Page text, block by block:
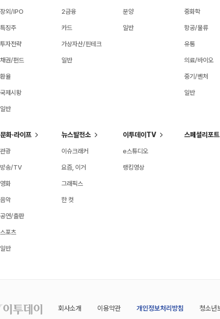
장외/IPO
특징주
투자전략
채권/펀드
환율
국제시황
일반
2금융
카드
가상자산/핀테크
일반
분양
일반
중화학
항공/물류
유통
의료/바이오
중기/벤처
일반
문화·라이프
관광
방송/TV
영화
음악
공연/출판
스포츠
일반
뉴스발전소
이슈크래커
요즘, 이거
그래픽스
한 컷
이투데이TV
e스튜디오
랭킹영상
스페셜리포트
회사소개 이용약관 개인정보처리방침 청소년